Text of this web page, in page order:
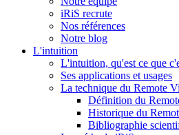
iRiS recrute
Nos références
Notre blog
L'intuition
L'intuition, qu'est ce que
Ses applications et usages
La technique du Remote
Définition du
Historique du
Bibliographie